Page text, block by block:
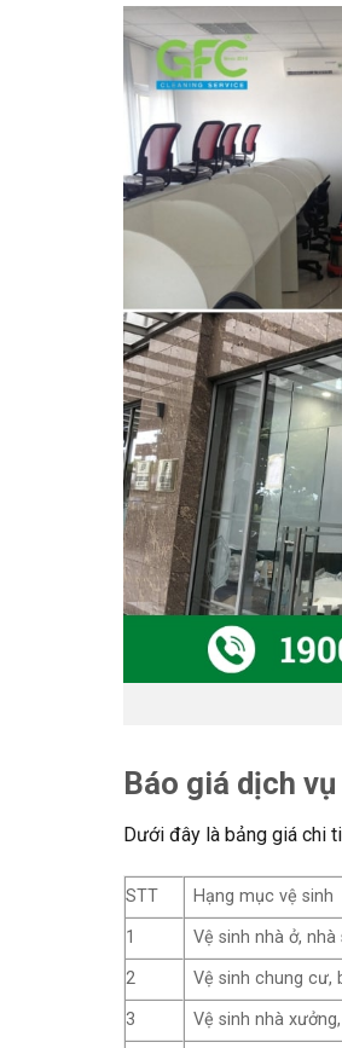
Báo giá dịch
Dưới đây là bảng giá chi
STT Hạng mục vệ sinh
1
Vệ sinh nhà ở,
2
Vệ sinh chung cư,
3
Vệ sinh nhà